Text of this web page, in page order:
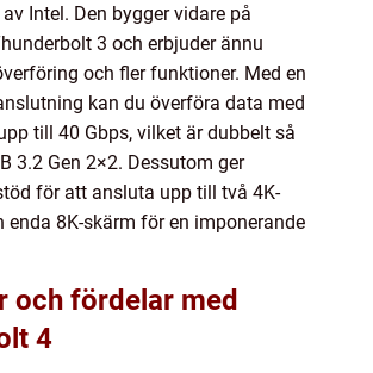
Intel. Den bygger vidare på
3 och erbjuder ännu
och fler funktioner. Med en
kan du överföra data med
till 40 Gbps, vilket är dubbelt så
3.2 Gen 2×2. Dessutom ger
för att ansluta upp till två 4K-
enda 8K-skärm för en imponerande
och fördelar med
4